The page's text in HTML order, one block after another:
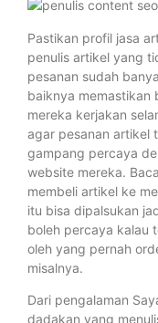
Pastikan profil jasa
penulis artikel yang
pesanan sudah
baiknya memastikan
mereka kerjakan
agar pesanan artikel
gampang percaya
website mereka.
membeli artikel ke
itu bisa dipalsukan
boleh percaya kalau
oleh yang pernah
misalnya.
Dari pengalaman
dadakan yang